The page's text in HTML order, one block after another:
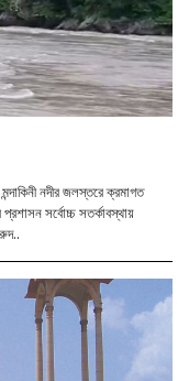
নদীর জলস্তরে ক্রমাগত
সর্বোচ্চ সতর্কাবস্থায়